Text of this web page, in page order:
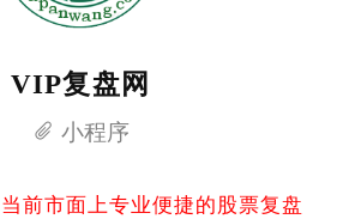
VIP复盘网
小程序
前市面上专业便捷的股票复盘